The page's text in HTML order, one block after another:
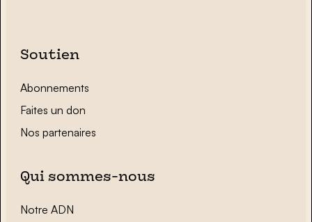
Soutien
Abonnements
Faites un don
Nos partenaires
Qui sommes-nous
Notre ADN